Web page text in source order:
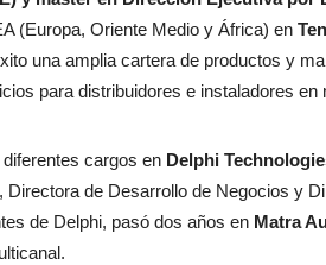
(Europa, Oriente Medio y África) en
una amplia cartera de productos y
para distribuidores e instaladores en
cargos en Delphi
de Desarrollo de Negocios y
de Delphi, pasó dos años en Matra